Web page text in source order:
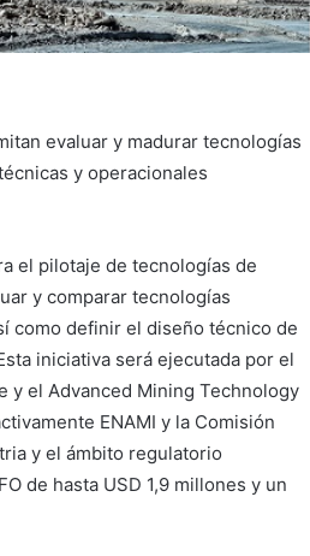
evaluar y madurar tecnologías
y operacionales
el pilotaje de tecnologías de
y comparar tecnologías
como definir el diseño técnico de
iniciativa será ejecutada por el
y el Advanced Mining Technology
ENAMI y la Comisión
y el ámbito regulatorio
de hasta USD 1,9 millones y un